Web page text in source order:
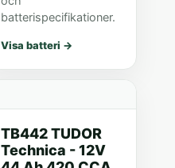
batterispecifikationer.
Visa batteri →
TB442 TUDOR
Technica - 12V